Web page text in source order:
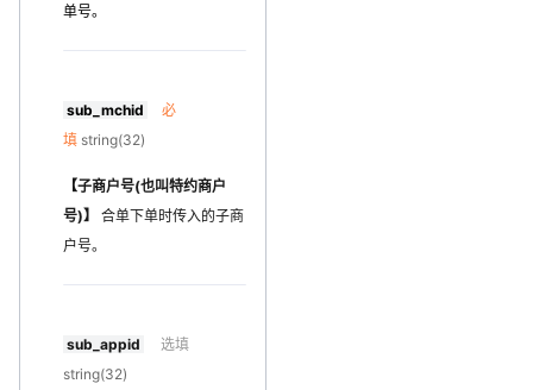
单号。
sub_mchid
必
填 string(32)
【子商户号(也叫特约商户
号)】
合单下单时传入的子商
户号。
sub_appid
选填
string(32)